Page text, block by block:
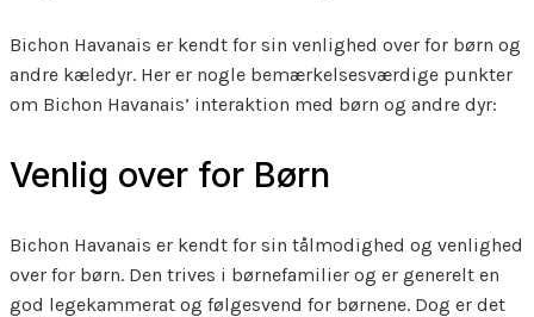
Bichon Havanais er kendt for sin venlighed over for børn og
andre kæledyr. Her er nogle bemærkelsesværdige punkter
om Bichon Havanais’ interaktion med børn og andre dyr:
Venlig over for Børn
Bichon Havanais er kendt for sin tålmodighed og venlighed
over for børn. Den trives i børnefamilier og er generelt en
god legekammerat og følgesvend for børnene. Dog er det